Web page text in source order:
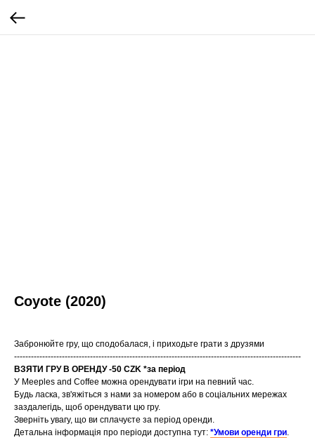
Coyote (2020)
Забронюйте гру, що сподобалася, і приходьте грати з друзями
------------------------------------------------------------------------------------------------------
ВЗЯТИ ГРУ В ОРЕНДУ -50 CZK *за період
У Meeples and Coffee можна орендувати ігри на певний час.
Будь ласка, зв'яжіться з нами за номером або в соціальних мережах
заздалегідь, щоб орендувати цю гру.
Зверніть увагу, що ви сплачуєте за період оренди.
Детальна інформація про періоди доступна тут: *Умови оренди гри.